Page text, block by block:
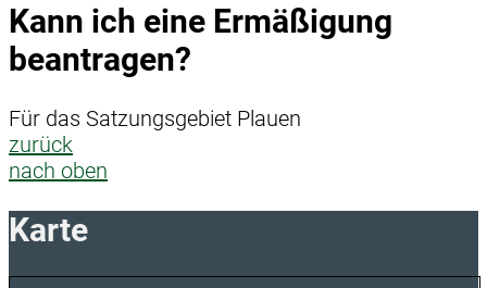
Kann ich eine Ermäßigung
beantragen?
Für das Satzungsgebiet Plauen
zurück
nach oben
Karte